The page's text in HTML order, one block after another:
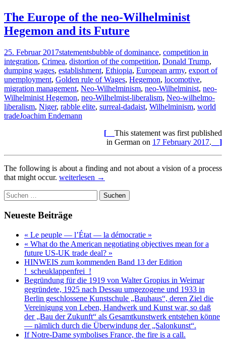
The Europe of the neo-Wilhelminist
Hegemon and its Future
25. Februar 2017statementsbubble of dominance, competition in
integration, Crimea, distortion of the competition, Donald Trump,
dumping wages, establishment, Ethiopia, European army, export of
unemployment, Golden rule of Wages, Hegemon, locomotive,
migration management, Neo-Wilhelminism, neo-Wilhelminist, neo-
Wilhelminist Hegemon, neo-Wilhelmist-liberalism, Neo-wilhelmo-
liberalism, Niger, rabble elite, surreal-dadaist, Wilhelminism, world
tradeJoachim Endemann
[__ This statement was first published
in German on 17 February 2017. __]
The following is about a finding and not about a vision of a process
that might occur. The
neo-
Wilhelminist
Hegemon
and
its
Future
weiterlesen →
Suchen
nach:
Neueste Beiträge
« Le peuple — l’État — la démocratie »
« What do the American negotiating objectives mean for a
future US-UK trade deal? »
HINWEIS zum kommenden Band 13 der Edition
!_scheuklappenfrei_!
Begründung für die 1919 von Walter Gropius in Weimar
gegründete, 1925 nach Dessau umgezogene und 1933 in
Berlin geschlossene Kunstschule „Bauhaus“, deren Ziel die
Vereinigung von Leben, Handwerk und Kunst war, so daß
der „Bau der Zukunft“ als Gesamtkunstwerk entstehen könne
— nämlich durch die Überwindung der „Salonkunst“.
If Notre-Dame symbolises France, the fire is a call.